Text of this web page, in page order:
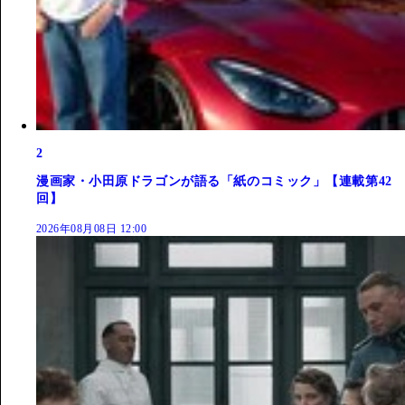
2
漫画家・小田原ドラゴンが語る「紙のコミック」【連載第42
回】
2026年08月08日 12:00